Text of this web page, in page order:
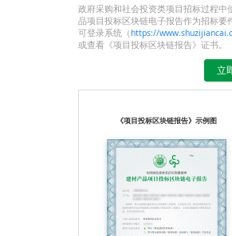
政府采购和社会投资类项目招标过程中
品项目投标区块链电子报告作为招标要
可登录系统（https://
或查看《项目投标区块链报告》证书。
立
《项目投标区块链报告》示例图